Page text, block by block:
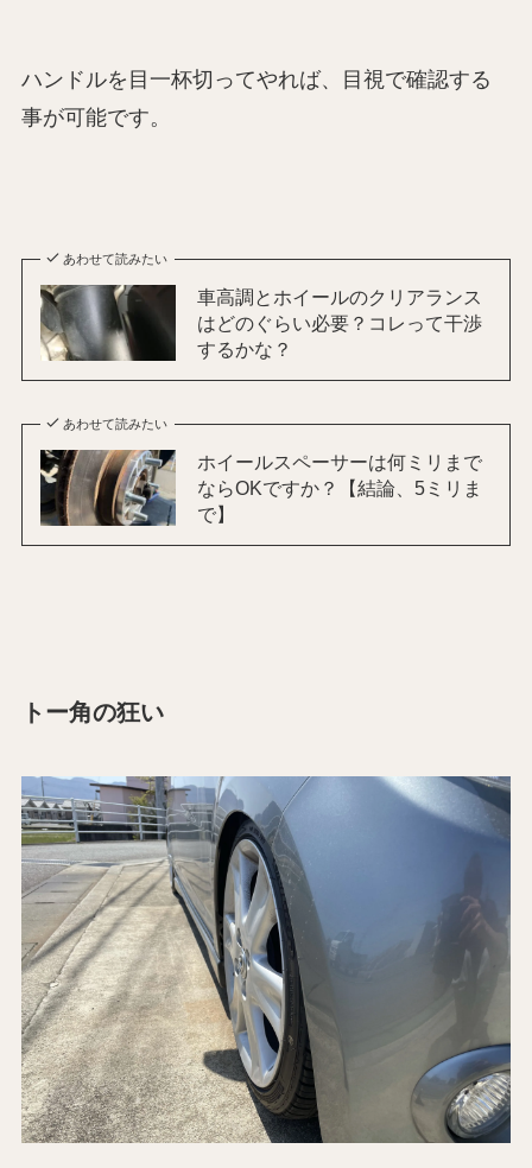
ハンドルを目一杯切ってやれば、目視で確認する
事が可能です。
あわせて読みたい
車高調とホイールのクリアランス
はどのぐらい必要？コレって干渉
するかな？
あわせて読みたい
ホイールスペーサーは何ミリまで
ならOKですか？【結論、5ミリま
で】
トー角の狂い